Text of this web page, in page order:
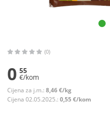
(0)
0 55
€/kom
Cijena za j.m.: 8,46 €/kg
Cijena 02.05.2025.: 0,55 €/kom